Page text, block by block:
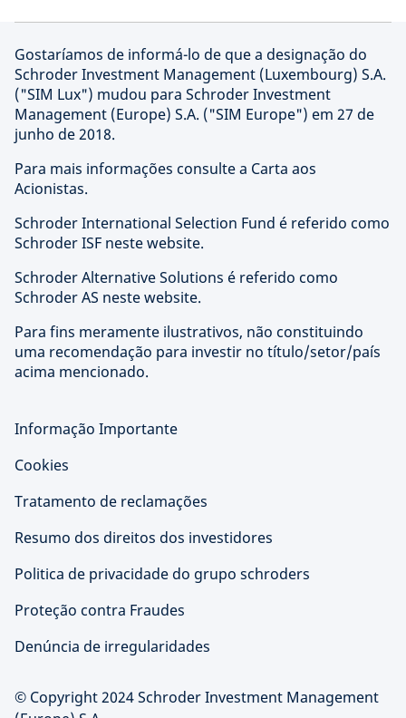
Gostaríamos de informá-lo de que a designação do
Schroder Investment Management (Luxembourg) S.A.
("SIM Lux") mudou para Schroder Investment
Management (Europe) S.A. ("SIM Europe") em 27 de
junho de 2018.
Para mais informações consulte a Carta aos
Acionistas.
Schroder International Selection Fund é referido como
Schroder ISF neste website.
Schroder Alternative Solutions é referido como
Schroder AS neste website.
Para fins meramente ilustrativos, não constituindo
uma recomendação para investir no título/setor/país
acima mencionado.
Informação Importante
Cookies
Tratamento de reclamações
Resumo dos direitos dos investidores
Politica de privacidade do grupo schroders
Proteção contra Fraudes
Denúncia de irregularidades
© Copyright 2024 Schroder Investment Management